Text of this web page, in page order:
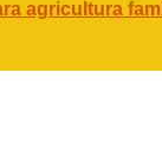
agricultura